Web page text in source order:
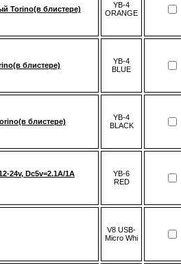
Torino(в блистере)
YB-4
ORANGE
блистере)
YB-4
BLUE
блистере)
YB-4
BLACK
24v, Dc5v=2.1A/1A
YB-6
RED
V8 USB-
Micro Whi